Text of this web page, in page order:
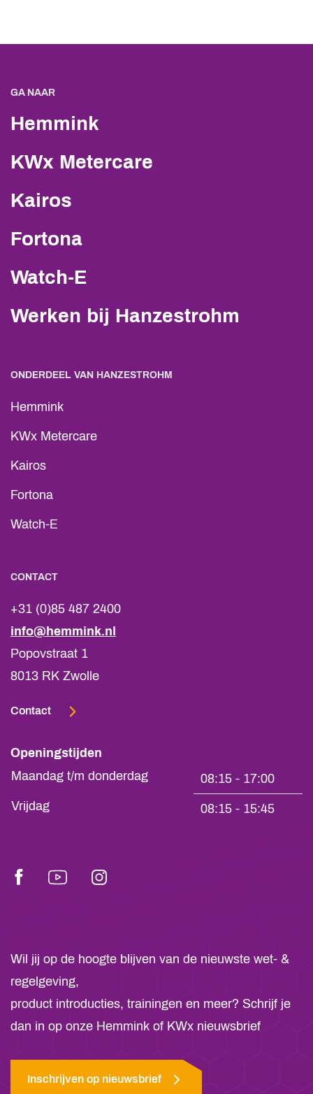
GA NAAR
Hemmink
KWx Metercare
Kairos
Fortona
Watch-E
Werken bij Hanzestrohm
ONDERDEEL VAN HANZESTROHM
Hemmink
KWx Metercare
Kairos
Fortona
Watch-E
CONTACT
+31 (0)85 487 2400
info@hemmink.nl
Popovstraat 1
8013 RK Zwolle
Contact
Openingstijden
Maandag t/m donderdag
08:15 - 17:00
Vrijdag
08:15 - 15:45
FacebookYoutubeInstagram
Wil jij op de hoogte blijven van de nieuwste wet- &
regelgeving,
product introducties, trainingen en meer? Schrijf je
dan in op onze Hemmink of KWx nieuwsbrief
Inschrijven op nieuwsbrief